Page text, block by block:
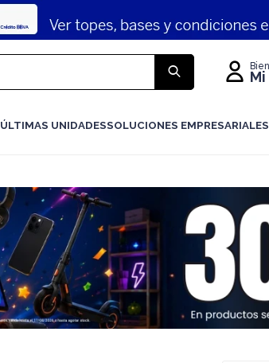
ÚLTIMAS UNIDADESSOLUCIONES EMPRESARIALES